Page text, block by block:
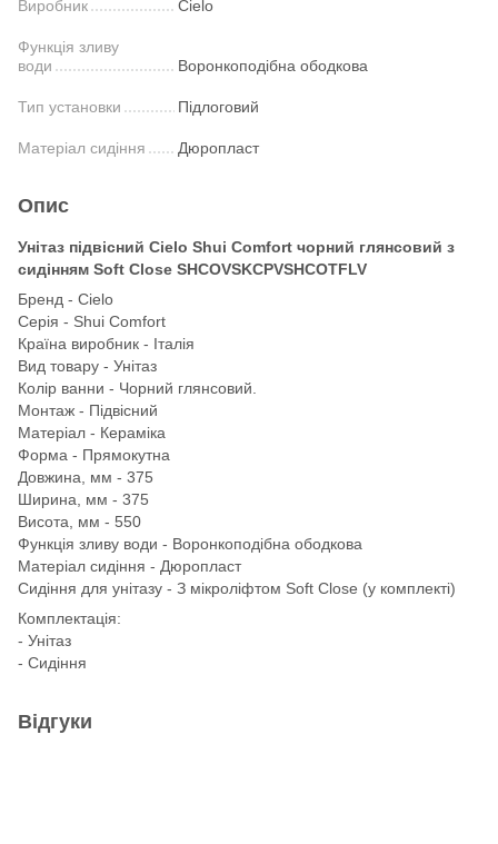
Виробник Cielo
Функція зливу
води
Воронкоподібна ободкова
Тип установки Підлоговий
Матеріал сидіння Дюропласт
Опис
Унітаз підвісний Cielo Shui Comfort чорний глянсовий з
сидінням Soft Close SHCOVSKCPVSHCOTFLV
Бренд - Cielo
Серія - Shui Comfort
Країна виробник - Італія
Вид товару - Унітаз
Колір ванни - Чорний глянсовий.
Монтаж - Підвісний
Матеріал - Кераміка
Форма - Прямокутна
Довжина, мм - 375
Ширина, мм - 375
Висота, мм - 550
Функція зливу води - Воронкоподібна ободкова
Матеріал сидіння - Дюропласт
Сидіння для унітазу - З мікроліфтом Soft Close (у комплекті)
Комплектація:
- Унітаз
- Сидіння
Відгуки